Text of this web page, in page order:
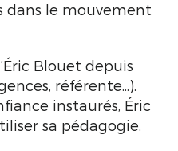
dans le mouvement
Blouet depuis
référente...).
instaurés, Éric
sa pédagogie.